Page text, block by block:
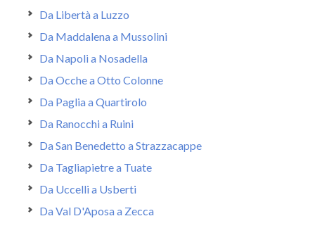
Da Libertà a Luzzo
Da Maddalena a Mussolini
Da Napoli a Nosadella
Da Ocche a Otto Colonne
Da Paglia a Quartirolo
Da Ranocchi a Ruini
Da San Benedetto a Strazzacappe
Da Tagliapietre a Tuate
Da Uccelli a Usberti
Da Val D'Aposa a Zecca